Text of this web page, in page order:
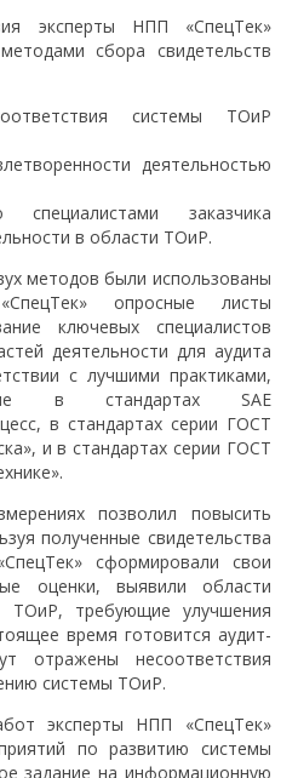
эксперты НПП «СпецТек»
сбора свидетельств
системы ТОиР
деятельностью
заказчика
в области ТОиР.
методов были использованы
опросные листы
ключевых специалистов
деятельности для аудита
с лучшими практиками,
в стандартах SAE
в стандартах серии ГОСТ
и в стандартах серии ГОСТ
позволил повысить
полученные свидетельства
сформировали свои
оценки, выявили области
ТОиР, требующие улучшения
время готовится аудит-
отражены несоответствия
системы ТОиР.
эксперты НПП «СпецТек»
по развитию системы
задание на информационную